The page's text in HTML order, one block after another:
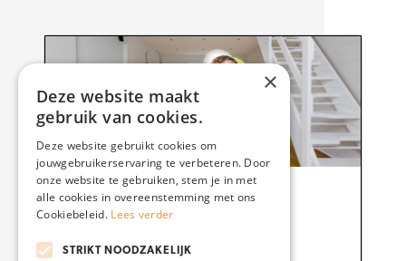
Bouw en schilderen
×
Deze website maakt
gebruik van cookies.
Deze website gebruikt cookies om
jouwgebruikerservaring te verbeteren. Door
onze website te gebruiken, stem je in met
alle cookies in overeenstemming met ons
Cookiebeleid. Lees verder
STRIKT NOODZAKELIJK